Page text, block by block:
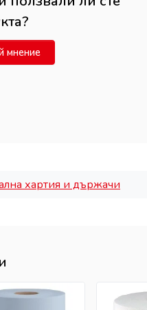
мнение
хартия и държачи